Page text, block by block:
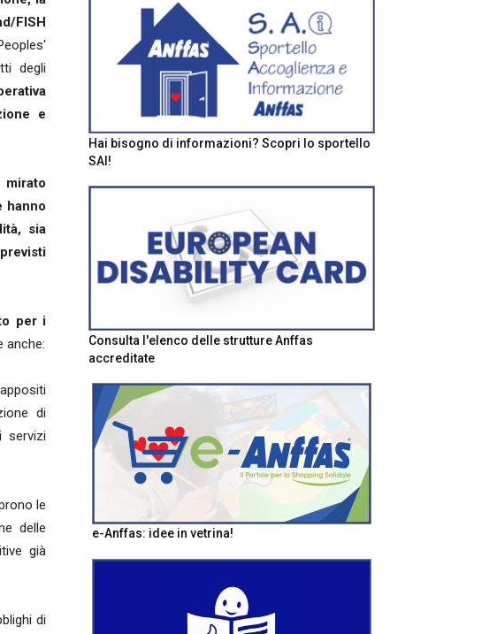
FISH
degli
e
hanno
sia
per i
anche:
di
servizi
le
delle
già
di
Hai bisogno di informazioni? Scopri lo sportello
SAI!
Consulta l'elenco delle strutture Anffas
accreditate
e-Anffas: idee in vetrina!